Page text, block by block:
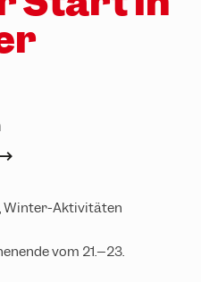
vom 21.–23.
, Winter-Aktivitäten